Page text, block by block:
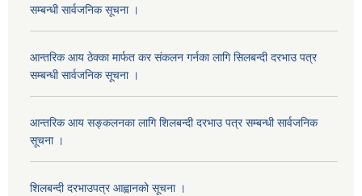
सम्बन्धी सार्वजनिक सूचना ।
आन्तरिक आय ठेक्का मार्फत कर संकलन गर्नका लागि सिलबन्दी दरभाउ पत्र
सम्बन्धी सार्वजनिक सूचना ।
आन्तरिक आय सङ्कलनका लागि शिलबन्दी दरभाउ पत्र सम्बन्धी सार्वजनिक
सूचना ।
शिलबन्दी दरभाउपत्र आह्वानको सूचना ।